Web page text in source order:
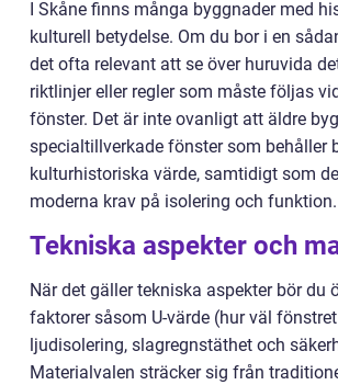
I Skåne finns många byggnader med
kulturell betydelse. Om du bor i en
det ofta relevant att se över huruvida
riktlinjer eller regler som måste följas
fönster. Det är inte ovanligt att äldre
specialtillverkade fönster som behåller
kulturhistoriska värde, samtidigt som
moderna krav på isolering och funktion.
Tekniska aspekter och
När det gäller tekniska aspekter bör du
faktorer såsom U-värde (hur väl
ljudisolering, slagregnstäthet och
Materialvalen sträcker sig från